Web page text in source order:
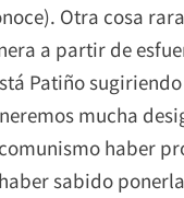
Otra cosa
a partir de
Patiño
mucha
haber
sabido